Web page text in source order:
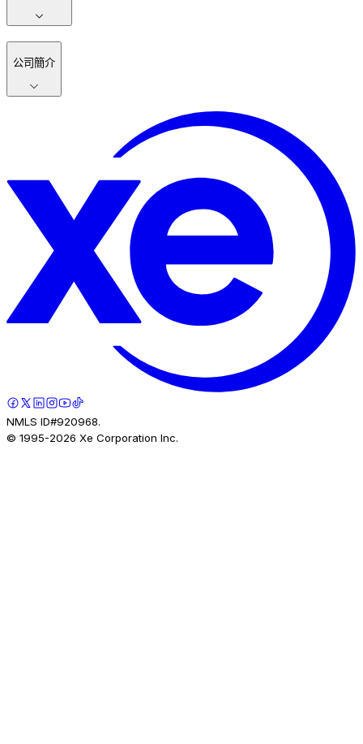
公司簡介
NMLS ID#920968.
© 1995-2026 Xe Corporation Inc.